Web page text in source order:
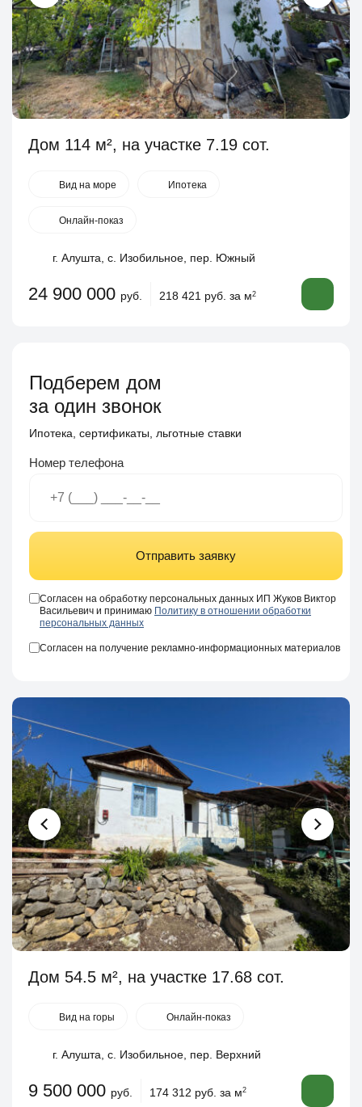
Дом 114 м², на участке 7.19 сот.
Вид на море Ипотека
Онлайн-показ
г. Алушта, с. Изобильное, пер. Южный
24 900 000 руб. 218 421 руб. за м2
Подберем дом
за один звонок
Ипотека, сертификаты, льготные ставки
Номер телефона
Отправить заявку
Согласен на обработку персональных данных ИП Жуков Виктор
Васильевич и принимаю Политику в отношении обработки
персональных данных
Согласен на получение рекламно-информационных материалов
Дом 54.5 м², на участке 17.68 сот.
Вид на горы Онлайн-показ
г. Алушта, с. Изобильное, пер. Верхний
9 500 000 руб. 174 312 руб. за м2